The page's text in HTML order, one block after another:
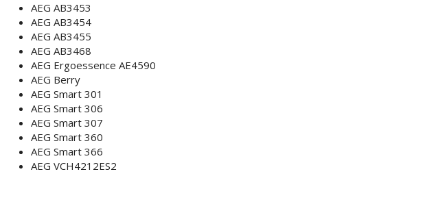
AEG AB3453
AEG AB3454
AEG AB3455
AEG AB3468
AEG Ergoessence AE4590
AEG Berry
AEG Smart 301
AEG Smart 306
AEG Smart 307
AEG Smart 360
AEG Smart 366
AEG VCH4212ES2